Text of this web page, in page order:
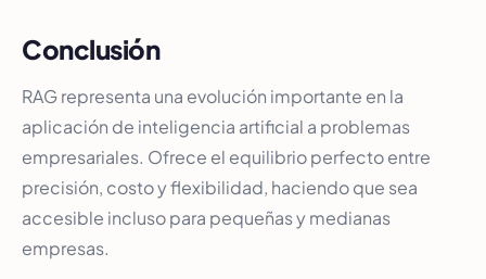
Conclusión
RAG representa una evolución importante en la
aplicación de inteligencia artificial a problemas
empresariales. Ofrece el equilibrio perfecto entre
precisión, costo y flexibilidad, haciendo que sea
accesible incluso para pequeñas y medianas
empresas.